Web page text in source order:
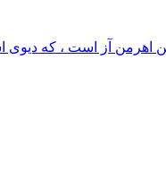
اهرمن آز است ، که